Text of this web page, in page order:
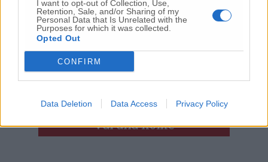
I want to opt-out of Collection, Use,
Retention, Sale, and/or Sharing of my
Personal Data that Is Unrelated with the
Purposes for which it was collected.
Opted Out
CONFIRM
Data Deletion Data Access Privacy Policy
ad avere con l’amministrazione carceraria e
quindi credo che sia un bel passo avanti e di
civiltà» aggiunge l’assessore alla Sanità della
Regione Marche
Vai alla home